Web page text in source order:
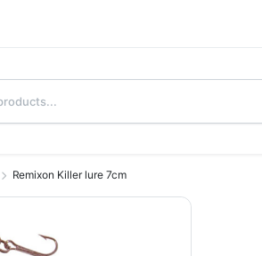
Remixon Killer lure 7cm